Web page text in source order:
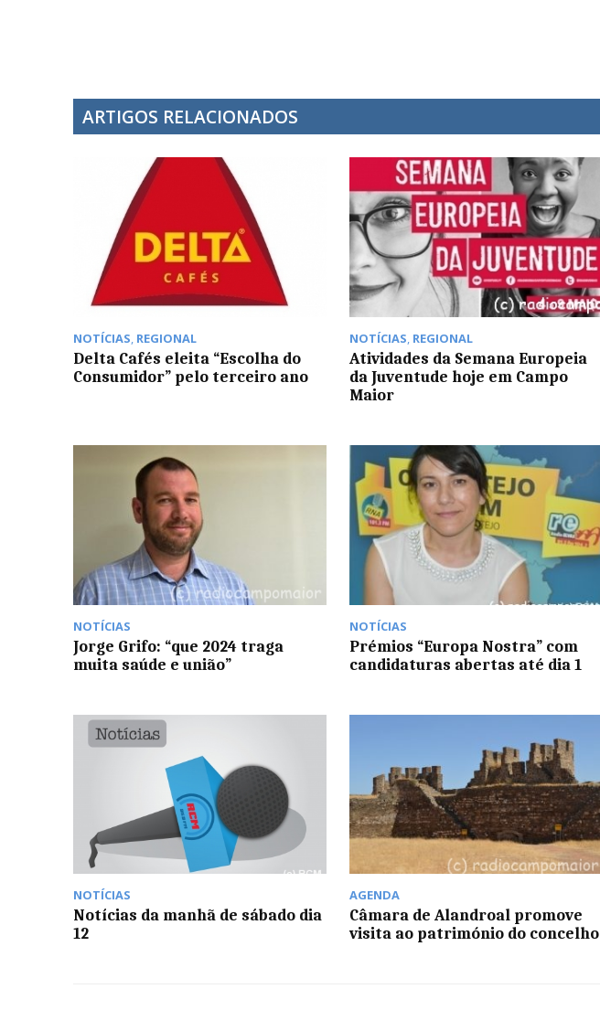
ARTIGOS RELACIONADOS
NOTÍCIAS, REGIONAL
Delta Cafés eleita “Escolha do
Consumidor” pelo terceiro ano
NOTÍCIAS, REGIONAL
Atividades da Semana Europeia
da Juventude hoje em Campo
Maior
NOTÍCIAS
Jorge Grifo: “que 2024 traga
muita saúde e união”
NOTÍCIAS
Prémios “Europa Nostra” com
candidaturas abertas até dia 1
NOTÍCIAS
Notícias da manhã de sábado dia
12
AGENDA
Câmara de Alandroal promove
visita ao património do concelho